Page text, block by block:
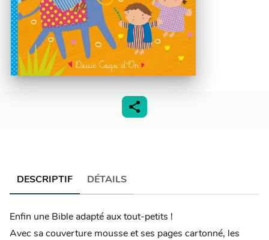
DESCRIPTIF DÉTAILS
Enfin une Bible adapté aux tout-petits !
Avec sa couverture mousse et ses pages cartonné, les